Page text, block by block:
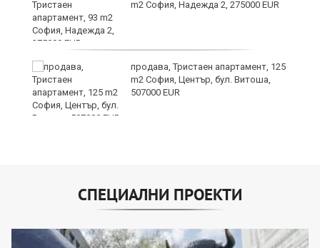
m2 София, Надежда 2, 275000 EUR
продава, Тристаен апартамент, 125
m2 София, Център, бул. Витоша,
507000 EUR
СПЕЦИАЛНИ ПРОЕКТИ